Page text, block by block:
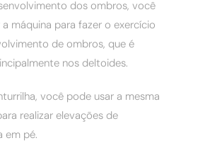
dos ombros, você
máquina para fazer o exercício
de ombros, que é
nos deltoides.
você pode usar a mesma
realizar elevações de
em pé.